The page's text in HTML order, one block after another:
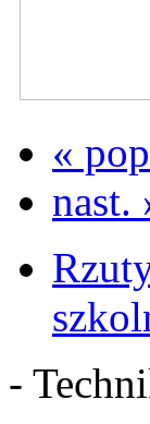
«
nast.
-